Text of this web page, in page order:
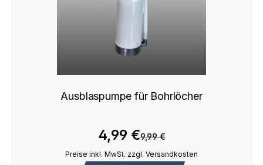
Ausblaspumpe für Bohrlöcher
4,99 €9,99 €
Preise inkl. MwSt. zzgl. Versandkosten